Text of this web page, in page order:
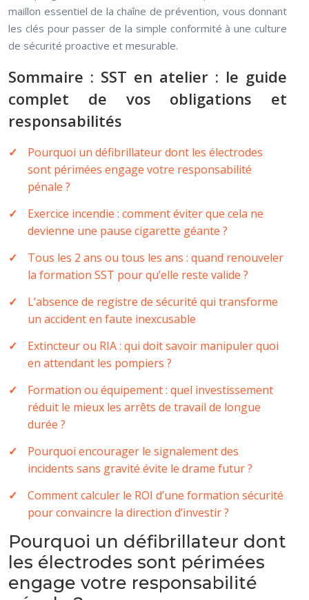
maillon essentiel de la chaîne de prévention, vous donnant
les clés pour passer de la simple conformité à une culture
de sécurité proactive et mesurable.
Sommaire : SST en atelier : le guide
complet de vos obligations et
responsabilités
Pourquoi un défibrillateur dont les électrodes
sont périmées engage votre responsabilité
pénale ?
Exercice incendie : comment éviter que cela ne
devienne une pause cigarette géante ?
Tous les 2 ans ou tous les ans : quand renouveler
la formation SST pour qu’elle reste valide ?
L’absence de registre de sécurité qui transforme
un accident en faute inexcusable
Extincteur ou RIA : qui doit savoir manipuler quoi
en attendant les pompiers ?
Formation ou équipement : quel investissement
réduit le mieux les arrêts de travail de longue
durée ?
Pourquoi encourager le signalement des
incidents sans gravité évite le drame futur ?
Comment calculer le ROI d’une formation sécurité
pour convaincre la direction d’investir ?
Pourquoi un défibrillateur dont
les électrodes sont périmées
engage votre responsabilité